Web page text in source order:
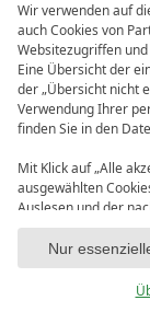
Wir verwenden auf
auch Cookies von
Websitezugriffen
Eine Übersicht der
der „Übersicht nicht
Verwendung Ihrer
finden Sie in den
Mit Klick auf „Alle
ausgewählten
Auslesen und der
Daten (z.B. Ihrer IP-
Sie damit nicht
Cookies“. Eine
essenzieller
Nur
AGB